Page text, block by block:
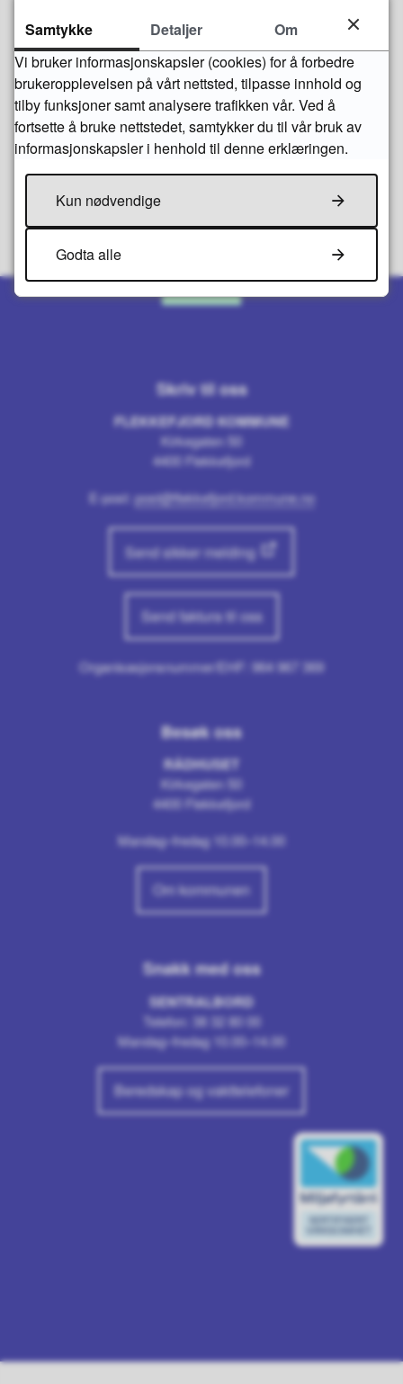
Fant du det du lette etter?
Ja Nei
Skriv til oss
FLEKKEFJORD KOMMUNE
Kirkegaten 50
4400 Flekkefjord
E-post:post@flekkefjord.kommune.no
Send sikker melding
Send faktura til oss
Organisasjonsnummer/EHF: 964 967 369
Besøk oss
RÅDHUSET
Kirkegaten 50
4400 Flekkefjord
Mandag–fredag 10.00–14.00
Om kommunen
Snakk med oss
SENTRALBORD
Telefon: 38 32 80 00
Mandag–fredag 10.00–14.00
Beredskap og vakttelefoner
Samtykke Detaljer
Om
Vi bruker informasjonskapsler (cookies) for å forbedre
brukeropplevelsen på vårt nettsted, tilpasse innhold og
tilby funksjoner samt analysere trafikken vår. Ved å
fortsette å bruke nettstedet, samtykker du til vår bruk av
informasjonskapsler i henhold til denne erklæringen.
Kun nødvendige
Godta alle